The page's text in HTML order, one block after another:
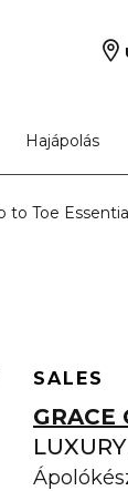
Hajápolás
to Toe
SALES
GRACE